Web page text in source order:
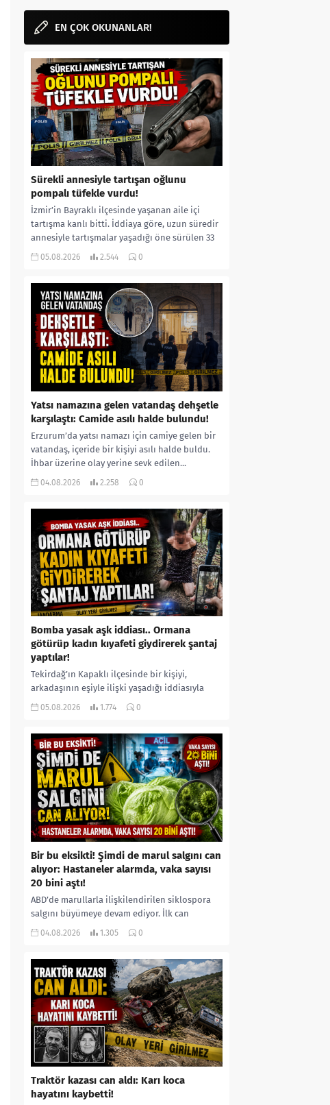
EN ÇOK OKUNANLAR!
Sürekli annesiyle tartışan oğlunu
pompalı tüfekle vurdu!
İzmir’in Bayraklı ilçesinde yaşanan aile içi
tartışma kanlı bitti. İddiaya göre, uzun süredir
annesiyle tartışmalar yaşadığı öne sürülen 33
yaşındaki...
05.08.2026 2.544 0
Yatsı namazına gelen vatandaş dehşetle
karşılaştı: Camide asılı halde bulundu!
Erzurum’da yatsı namazı için camiye gelen bir
vatandaş, içeride bir kişiyi asılı halde buldu.
İhbar üzerine olay yerine sevk edilen...
04.08.2026 2.258 0
Bomba yasak aşk iddiası.. Ormana
götürüp kadın kıyafeti giydirerek şantaj
yaptılar!
Tekirdağ’ın Kapaklı ilçesinde bir kişiyi,
arkadaşının eşiyle ilişki yaşadığı iddiasıyla
ormanlık alana götürerek zorla kadın
05.08.2026 1.774 0
Bir bu eksikti! Şimdi de marul salgını can
alıyor: Hastaneler alarmda, vaka sayısı
20 bini aştı!
ABD’de marullarla ilişkilendirilen siklospora
salgını büyümeye devam ediyor. İlk can
kayıplarının yaşandığı salgında vaka sayısının
04.08.2026 1.305 0
Traktör kazası can aldı: Karı koca
hayatını kaybetti!